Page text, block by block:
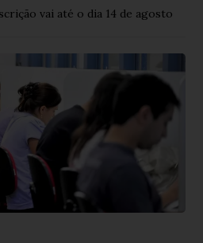
vai até o dia 14 de agosto